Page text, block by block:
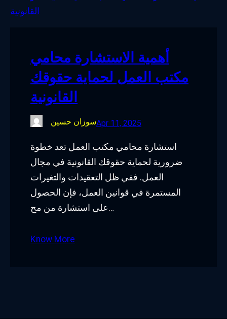
m
أهمية الاستشارة محامي
مكتب العمل لحماية حقوقك
القانونية
سوزان حسينApr 11, 2025
استشارة محامي مكتب العمل تعد خطوة
ضرورية لحماية حقوقك القانونية في مجال
العمل. ففي ظل التعقيدات والتغيرات
المستمرة في قوانين العمل، فإن الحصول
على استشارة من مح…
Know More